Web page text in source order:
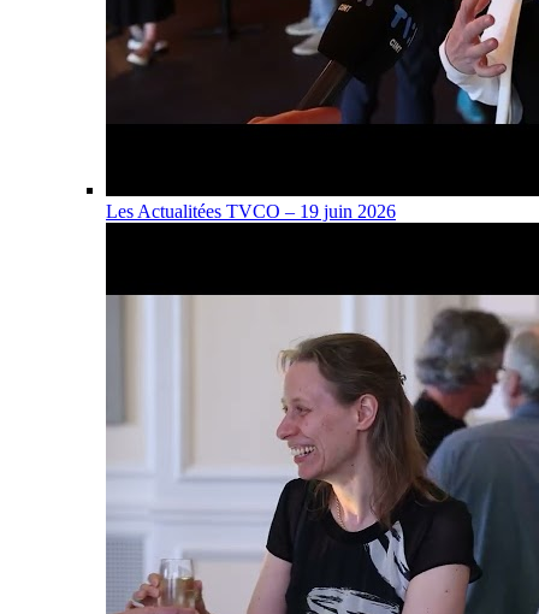
Les Actualitées TVCO – 19 juin 2026